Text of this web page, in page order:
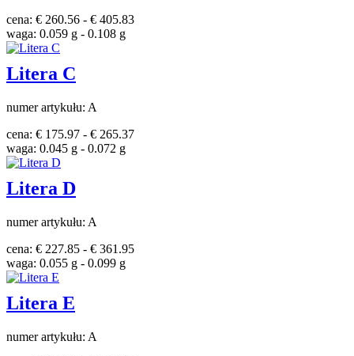
cena: € 260.56 - € 405.83
waga: 0.059 g - 0.108 g
Litera C
numer artykułu: A
cena: € 175.97 - € 265.37
waga: 0.045 g - 0.072 g
Litera D
numer artykułu: A
cena: € 227.85 - € 361.95
waga: 0.055 g - 0.099 g
Litera E
numer artykułu: A